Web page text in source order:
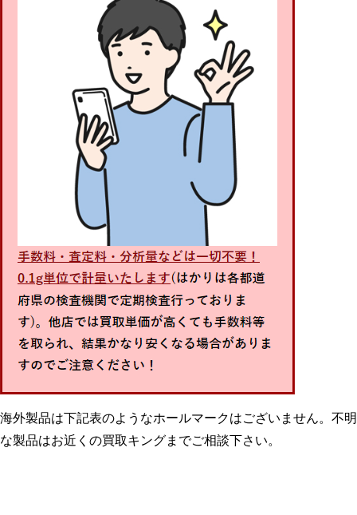
海外製品は下記表のようなホールマークはございません。不明
な製品はお近くの買取キングまでご相談下さい。